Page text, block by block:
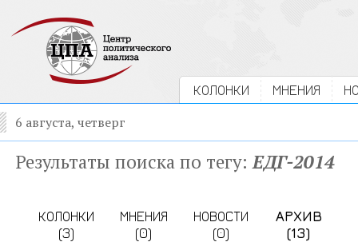
КОЛОНКИ МНЕНИЯ
6 августа, четверг
Результаты поиска по тегу:ЕДГ-2014
КОЛОНКИ
(3)
МНЕНИЯ
(0)
НОВОСТИ
(0)
АРХИВ
(13)